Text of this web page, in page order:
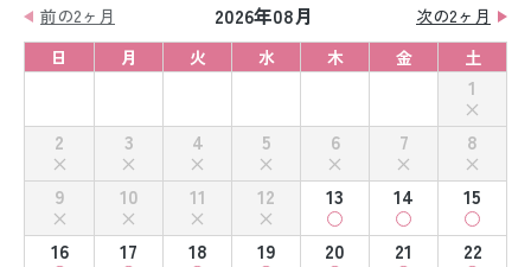
前の2ヶ月 2026年08月
次の2ヶ月
日
月 火 水 木 金 土
1
2
3 4 5 6 7
8
9
10 11 12 13 14
15
16
17 18 19 20 21
22